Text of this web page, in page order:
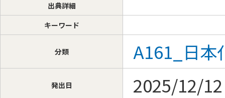
出典詳細
キーワード
分類 A161_日本
発出日 2025/12/12